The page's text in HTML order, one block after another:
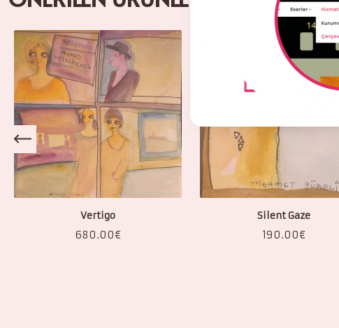
Vertigo
680.00€
Silent Gaze
190.00€